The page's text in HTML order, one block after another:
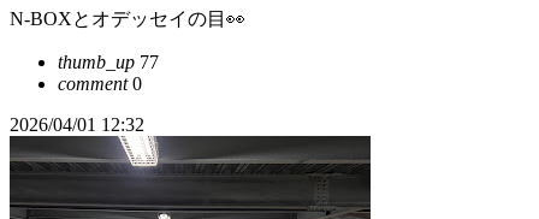
N-BOXとオデッセイの目👀
thumb_up 77
comment0
2026/04/01 12:32